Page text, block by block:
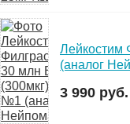
Лейкостим
(аналог
3 990 руб.